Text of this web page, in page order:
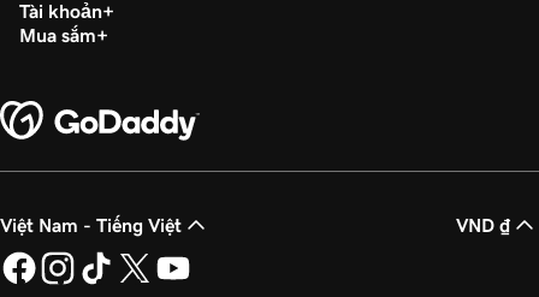
Tài khoản
Mua sắm
Việt Nam - Tiếng Việt VND ₫